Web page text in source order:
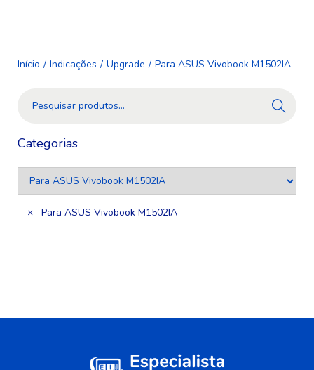
Início / Indicações / Upgrade / Para ASUS Vivobook M1502IA
Pesquis
Categorias
× Para ASUS Vivobook M1502IA